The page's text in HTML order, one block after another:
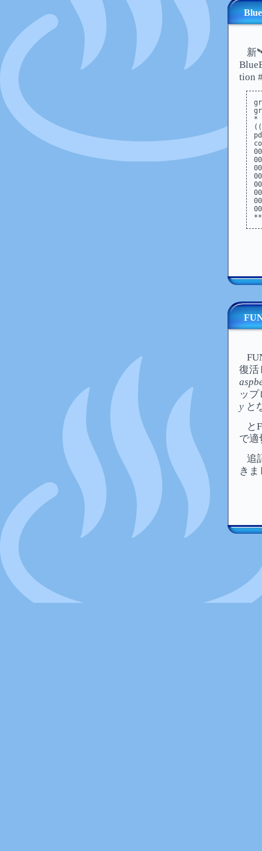
新
tion
復
ッ
y と
と
で適
追
きま